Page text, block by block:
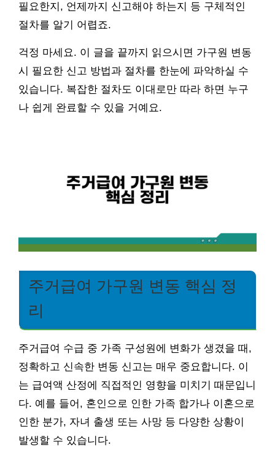
필요한지, 언제까지 신고해야 하는지 등 구체적인
절차를 알기 어렵죠.
걱정 마세요. 이 글을 끝까지 읽으시면 가구원 변동
시 필요한 신고 방법과 절차를 한눈에 파악하실 수
있습니다. 복잡한 절차도 이대로만 따라 하면 누구
나 쉽게 완료할 수 있을 거예요.
주거급여 가구원 변동 핵심 정
리
주거급여 수급 중 가족 구성원에 변화가 생겼을 때,
정확하고 신속한 변동 신고는 매우 중요합니다. 이
는 급여액 산정에 직접적인 영향을 미치기 때문입니
다. 예를 들어, 혼인으로 인한 가족 합가나 이혼으로
인한 분가, 자녀 출생 또는 사망 등 다양한 상황이
발생할 수 있습니다.